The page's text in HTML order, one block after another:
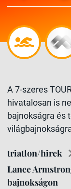
A 7-szeres
hivatalosan is
bajnokságra és
triatlon/hirek
Lance
bajnokságon